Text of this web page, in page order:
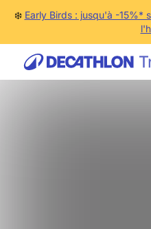
❄️ Early Birds : jusqu'à -15%*